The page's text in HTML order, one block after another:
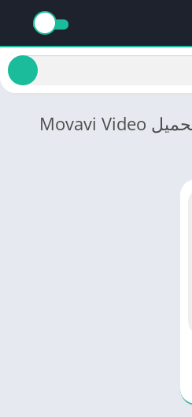
ضع الكلمة المناسبة: تحميل Movavi Video